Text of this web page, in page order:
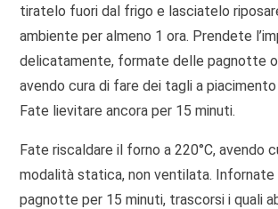
tiratelo fuori dal frigo e lasciatelo
ambiente per almeno 1 ora. Prendete
delicatamente, formate delle pagnotte
avendo cura di fare dei tagli a
Fate lievitare ancora per 15 minuti.
Fate riscaldare il forno a 220°C, avendo
modalità statica, non ventilata.
pagnotte per 15 minuti, trascorsi i quali